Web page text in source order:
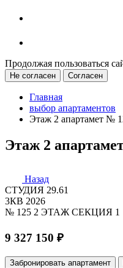
Продолжая пользоваться
Не согласен Согласен
Главная
выбор апартаментов
Этаж 2 апартамет №
Этаж 2
Назад
СТУДИЯ 29.61
3КВ 2026
№ 125 2 ЭТАЖ СЕКЦИЯ 1
9 327 150 ₽
Забронировать апартамент